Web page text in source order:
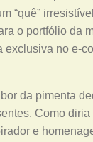
“quê”
o portfólio da
exclusiva no e-
da pimenta
Como diria
e